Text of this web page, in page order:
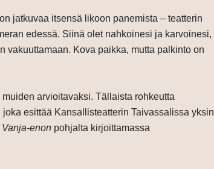
jatkuvaa itsensä likoon panemista – teatterin
edessä. Siinä olet nahkoinesi ja karvoinesi,
vakuuttamaan. Kova paikka, mutta palkinto on
arvioitavaksi. Tällaista rohkeutta
joka esittää Kansallisteatterin Taivassalissa yksin
Vanja-enon pohjalta kirjoittamassa